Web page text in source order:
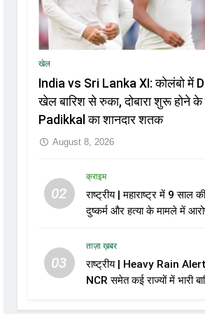
खेल
India vs Sri Lanka XI: कोलंबो में
खेल बारिश से रुका, दोबारा शुरू होने के
Padikkal का शानदार शतक
August 8, 2026
02
क्राइम
राष्ट्रीय | महाराष्ट्र में 9 साल
दुष्कर्म और हत्या के मामले में
03
ताज़ा ख़बर
राष्ट्रीय | Heavy Rain
NCR समेत कई राज्यों में भारी